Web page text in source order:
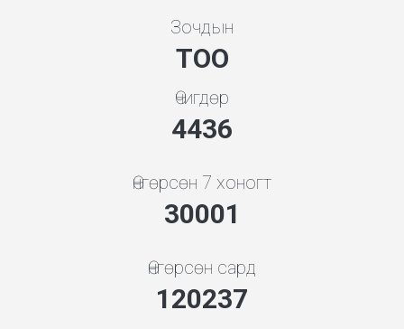
Зочдын
ТОО
Өчигдөр
4778
Өнгөрсөн 7 хоногт
32309
Өнгөрсөн сард
129486